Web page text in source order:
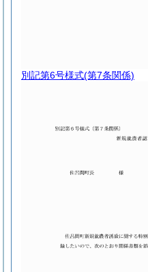
別記第6号様式(第7条関係)